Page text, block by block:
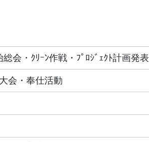
会・ｸﾘｰﾝ作戦・ﾌﾟﾛｼﾞｪｸﾄ計画発表
会・奉仕活動